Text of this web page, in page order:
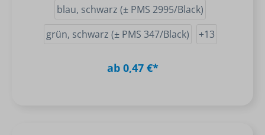
blau, schwarz (± PMS 2995/Black)
grün, schwarz (± PMS 347/Black)
+13
ab 0,47 €*